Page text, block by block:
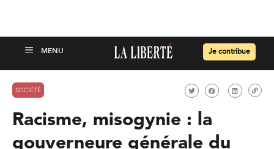
Je contribue
SOCIÉTÉ
Racisme, misogynie : la
gouverneure générale du